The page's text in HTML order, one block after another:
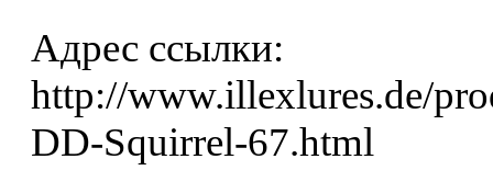
Адрес ссылки:
http://www.illexlures.de/
DD-Squirrel-67.html